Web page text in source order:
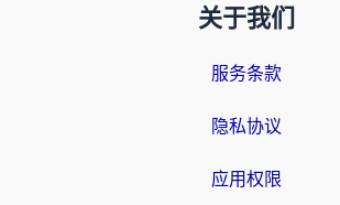
关于我们
服务条款
隐私协议
应用权限